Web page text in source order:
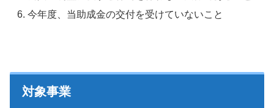
今年度、当助成金の交付を受けていないこと
対象事業